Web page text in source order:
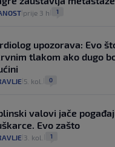
prije 3 h 1
upozorava: Evo
tlakom ako dugo
5. kol. 0
valovi jače
Evo zašto
3. kol. 1